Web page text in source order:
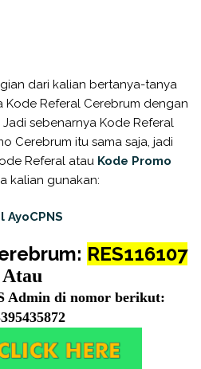
dari kalian bertanya-tanya
Kode Referal Cerebrum dengan
Jadi sebenarnya Kode Referal
Cerebrum itu sama saja, jadi
Referal atau Kode Promo
kalian gunakan:
AyoCPNS
: RES116107
Atau
Admin di nomor berikut: